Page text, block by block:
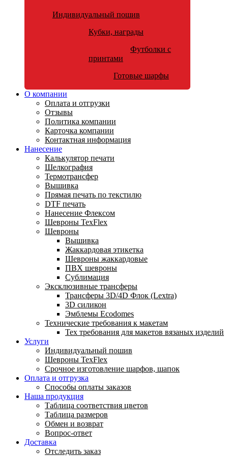
Индивидуальный пошив
Кубки, награды
Футболки с
принтами
Готовые шарфы
О компании
Оплата и отгрузки
Отзывы
Политика компании
Карточка компании
Контактная информация
Нанесение
Калькулятор печати
Шелкография
Термотрансфер
Вышивка
Прямая печать по текстилю
DTF печать
Нанесение Флексом
Шевроны TexFlex
Шевроны
Вышивка
Жаккардовая этикетка
Шевроны жаккардовые
ПВХ шевроны
Сублимация
Эксклюзивные трансферы
Трансферы 3D/4D Флок (Lextra)
3D силикон
Эмблемы Ecodomes
Технические требования к макетам
Тех требования для макетов вязаных изделий
Услуги
Индивидуальный пошив
Шевроны TexFlex
Срочное изготовление шарфов, шапок
Оплата и отгрузка
Способы оплаты заказов
Наша продукция
Таблица соответствия цветов
Таблица размеров
Обмен и возврат
Вопрос-ответ
Доставка
Отследить заказ